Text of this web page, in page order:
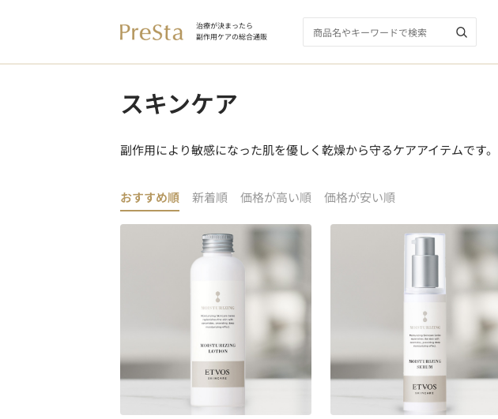
治療が決まったら
副作用ケアの総合通販
スキンケア
副作用により敏感になった肌を優しく乾燥から守るケアアイテムです。
おすすめ順 新着順 価格が高い順 価格が安い順